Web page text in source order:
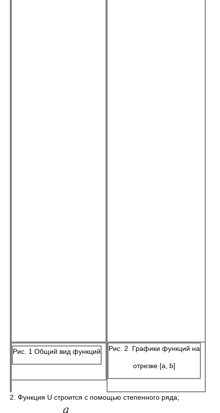
Рис. 2 Графики функций на
отрезке [a, b]
Рис. 1 Общий вид функций
2. Функция U строится с помощью степенного ряда;